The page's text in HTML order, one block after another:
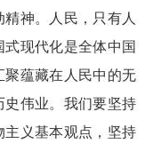
神。人民，只有人
现代化是全体中国
聚蕴藏在人民中的无
史伟业。我们要坚持
主义基本观点，坚持